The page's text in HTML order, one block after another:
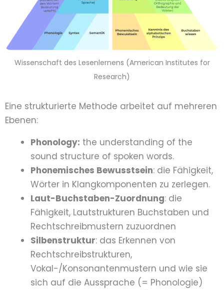
Wissenschaft des Lesenlernens (American Institutes for
Research)
Eine strukturierte Methode arbeitet auf mehreren
Ebenen:
Phonology: the understanding of the
sound structure of spoken words.
Phonemisches Bewusstsein: die Fähigkeit,
Wörter in Klangkomponenten zu zerlegen.
Laut-Buchstaben-Zuordnung: die
Fähigkeit, Lautstrukturen Buchstaben und
Rechtschreibmustern zuzuordnen
Silbenstruktur: das Erkennen von
Rechtschreibstrukturen,
Vokal-/Konsonantenmustern und wie sie
sich auf die Aussprache (= Phonologie)